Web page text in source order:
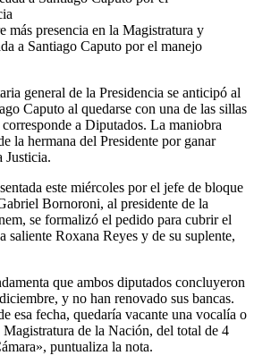
más presencia en la Magistratura y
a Santiago Caputo por el manejo
general de la Presidencia se anticipó al
Caputo al quedarse con una de las sillas
a Diputados. La maniobra
la hermana del Presidente por ganar
Justicia.
este miércoles por el jefe de bloque
Bornoroni, al presidente de la
se formalizó el pedido para cubrir el
saliente Roxana Reyes y de su suplente,
que ambos diputados concluyeron
y no han renovado sus bancas.
esa fecha, quedaría vacante una vocalía o
de la Nación, del total de 4
puntualiza la nota.